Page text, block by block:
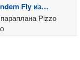
Fly из
Pizzo